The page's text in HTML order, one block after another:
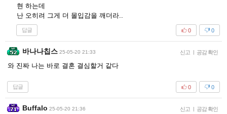
현 하는데
난 오히려 그게 더 몰입감을 깨더라..
답글 0
0
바나나칩스 25-05-20 21:33 신고 공감 확인
와 진짜 나는 바로 결혼 결심할거 같다
답글 0
0
Buffalo 25-05-20 21:36 신고 공감 확인